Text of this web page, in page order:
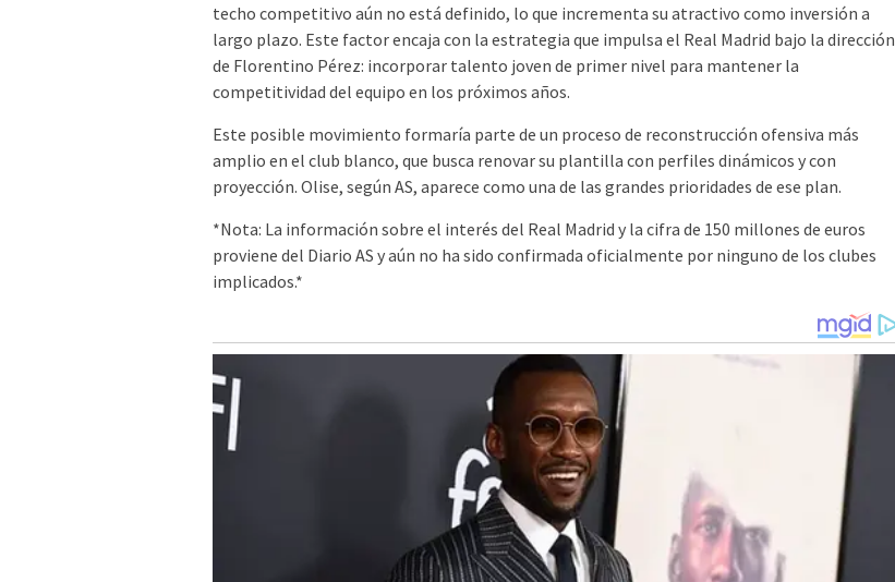
techo competitivo aún no está definido, lo que incrementa su atractivo como inversión a
largo plazo. Este factor encaja con la estrategia que impulsa el Real Madrid bajo la dirección
de Florentino Pérez: incorporar talento joven de primer nivel para mantener la
competitividad del equipo en los próximos años.
Este posible movimiento formaría parte de un proceso de reconstrucción ofensiva más
amplio en el club blanco, que busca renovar su plantilla con perfiles dinámicos y con
proyección. Olise, según AS, aparece como una de las grandes prioridades de ese plan.
*Nota: La información sobre el interés del Real Madrid y la cifra de 150 millones de euros
proviene del Diario AS y aún no ha sido confirmada oficialmente por ninguno de los clubes
implicados.*